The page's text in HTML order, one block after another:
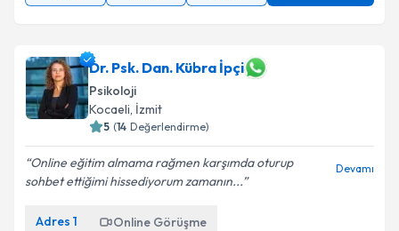
Dr. Psk. Dan. Kübra İpçi
Psikoloji
Kocaeli, İzmit
5 (14 Değerlendirme)
Online eğitim almama rağmen karşımda oturup
sohbet ettiğimi hissediyorum zamanın...
Devamı
Adres 1 Online Görüşme